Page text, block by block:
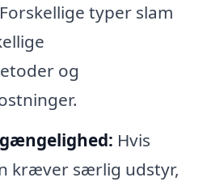
Forskellige typer slam
og
Hvis
kræver særlig udstyr,